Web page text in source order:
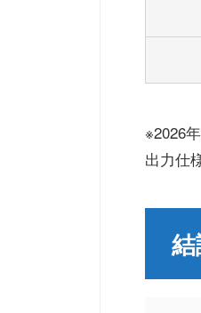
※2026
出力仕